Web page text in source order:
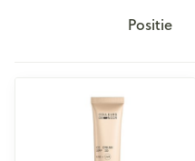
Sorteer op: